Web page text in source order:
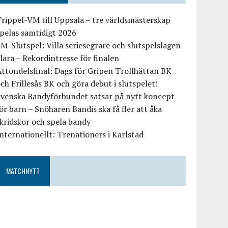
VM till Uppsala – tre världsmästerskap
samtidigt 2026
Slutspel: Villa seriesegrare och slutspelslagen
– Rekordintresse för finalen
Dags för Gripen Trollhättan BK
Frillesås BK och göra debut i slutspelet!
Bandyförbundet satsar på nytt koncept
barn – Snöharen Bandis ska få fler att åka
och spela bandy
Trenationers i Karlstad
MATCHNYTT